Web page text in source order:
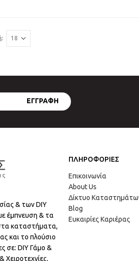
& των DIY
έμπνευση & τα
καταστήματα,
και το πλούσιο
σε: DIY Γάμο &
ΠΛΗΡΟΦΟΡΙΕΣ
Επικοινωνία
About Us
Δίκτυο
Blog
Ευκαιρίες Καριέρας